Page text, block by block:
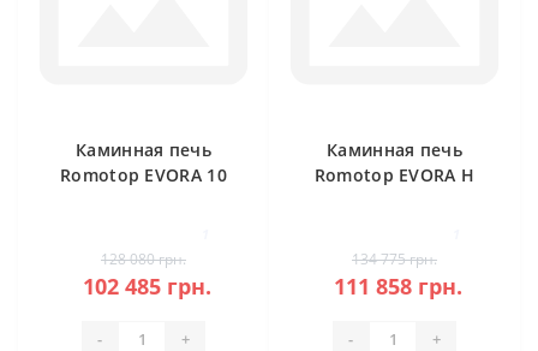
Каминная печь
Romotop EVORA 10
128 080 грн.
102 485 грн.
- +
Каминная печь
Romotop EVORA H
134 775 грн.
111 858 грн.
- +